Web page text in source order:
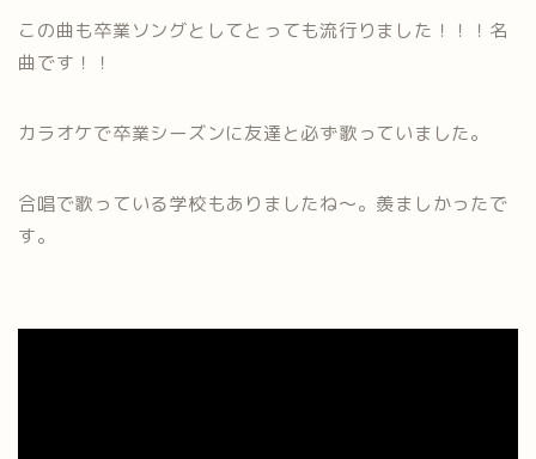
この曲も卒業ソングとしてとっても流行りました！！！名
曲です！！
カラオケで卒業シーズンに友達と必ず歌っていました。
合唱で歌っている学校もありましたね〜。羨ましかったで
す。